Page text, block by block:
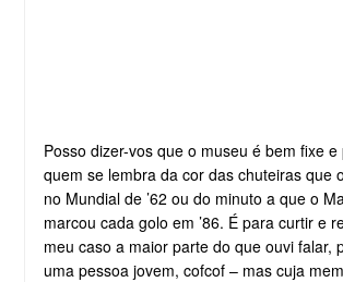
Posso dizer-vos que o museu é bem fixe
quem se lembra da cor das chuteiras que
no Mundial de ’62 ou do minuto a que o
marcou cada golo em ’86. É para curtir e
meu caso a maior parte do que ouvi falar,
uma pessoa jovem, cofcof – mas cuja